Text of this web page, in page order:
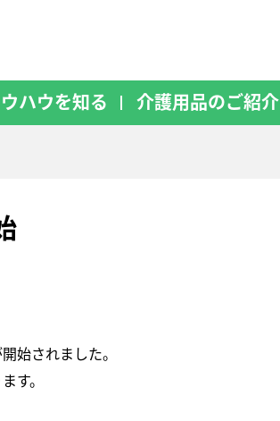
ハウを知る 介護用品のご紹介
始されました。
す。